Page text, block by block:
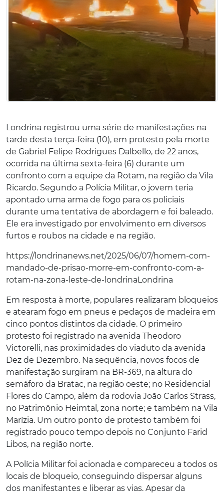
Londrina registrou uma série de manifestações na
tarde desta terça-feira (10), em protesto pela morte
de Gabriel Felipe Rodrigues Dalbello, de 22 anos,
ocorrida na última sexta-feira (6) durante um
confronto com a equipe da Rotam, na região da Vila
Ricardo. Segundo a Polícia Militar, o jovem teria
apontado uma arma de fogo para os policiais
durante uma tentativa de abordagem e foi baleado.
Ele era investigado por envolvimento em diversos
furtos e roubos na cidade e na região.
https://londrinanews.net/2025/06/07/homem-com-
mandado-de-prisao-morre-em-confronto-com-a-
rotam-na-zona-leste-de-londrinaLondrina
Em resposta à morte, populares realizaram bloqueios
e atearam fogo em pneus e pedaços de madeira em
cinco pontos distintos da cidade. O primeiro
protesto foi registrado na avenida Theodoro
Victorelli, nas proximidades do viaduto da avenida
Dez de Dezembro. Na sequência, novos focos de
manifestação surgiram na BR-369, na altura do
semáforo da Bratac, na região oeste; no Residencial
Flores do Campo, além da rodovia João Carlos Strass,
no Patrimônio Heimtal, zona norte; e também na Vila
Marízia. Um outro ponto de protesto também foi
registrado pouco tempo depois no Conjunto Farid
Libos, na região norte.
A Polícia Militar foi acionada e compareceu a todos os
locais de bloqueio, conseguindo dispersar alguns
dos manifestantes e liberar as vias. Apesar da